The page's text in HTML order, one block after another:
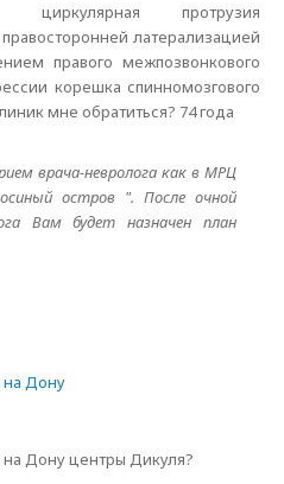
циркулярная протрузия
латерализацией
правого межпозвонкового
корешка спинномозгового
мне обратиться? 74 года
врача-невролога как в МРЦ
остров ". После очной
Вам будет назначен план
на Дону
на Дону центры Дикуля?